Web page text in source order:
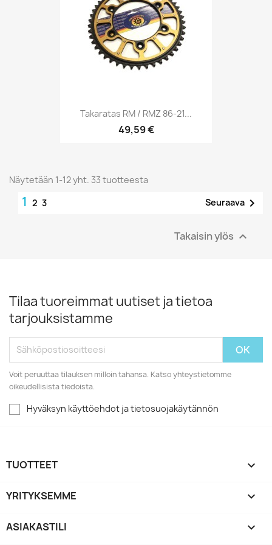
Takaratas RM / RMZ 86-21...
49,59 €
Näytetään 1-12 yht. 33 tuotteesta
1 2 3 Seuraava 
Takaisin ylös 
Tilaa tuoreimmat uutiset ja tietoa
tarjouksistamme
Voit peruuttaa tilauksen milloin tahansa. Katso yhteystietomme
oikeudellisista tiedoista.
Hyväksyn käyttöehdot ja tietosuojakäytännön
TUOTTEET 
YRITYKSEMME 
ASIAKASTILI 